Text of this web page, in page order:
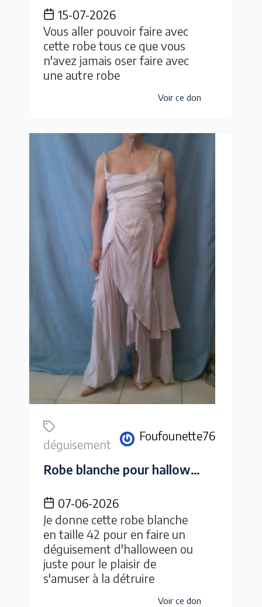
15-07-2026
Vous aller pouvoir faire avec
cette robe tous ce que vous
n'avez jamais oser faire avec
une autre robe
Voir ce don
déguisement
Foufounette76
Robe blanche pour halloween T 42
07-06-2026
Je donne cette robe blanche
en taille 42 pour en faire un
déguisement d'halloween ou
juste pour le plaisir de
s'amuser à la détruire
Voir ce don